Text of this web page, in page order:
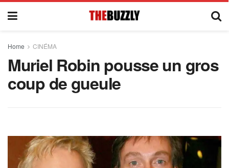
Home CINÉMA
Muriel Robin pousse un gros
coup de gueule